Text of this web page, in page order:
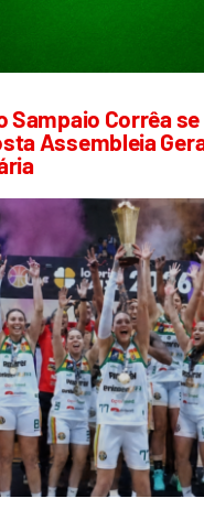
Sampaio Corrêa
Assembleia